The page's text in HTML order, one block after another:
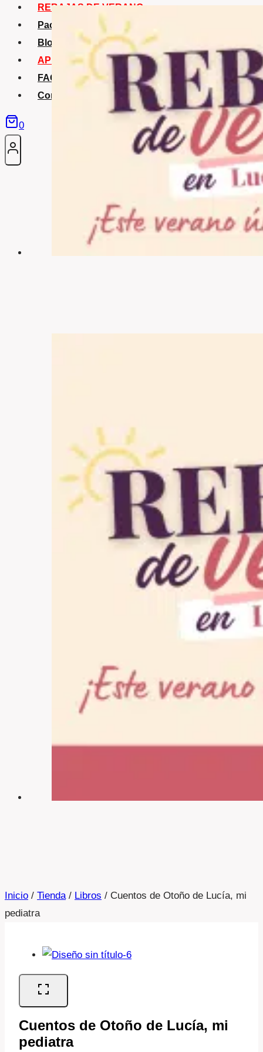
REBAJAS DE VERANO
Packs Verano
Blog
APP La Tribu
FAQS
Contacto
0
Inicio / Tienda / Libros / Cuentos de Otoño de Lucía, mi
pediatra
Cuentos de Otoño de Lucía, mi
pediatra